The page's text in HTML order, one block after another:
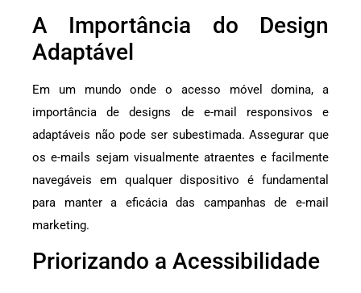
A Importância do Design
Adaptável
Em um mundo onde o acesso móvel domina, a
importância de designs de e-mail responsivos e
adaptáveis não pode ser subestimada. Assegurar que
os e-mails sejam visualmente atraentes e facilmente
navegáveis em qualquer dispositivo é fundamental
para manter a eficácia das campanhas de e-mail
marketing.
Priorizando a Acessibilidade